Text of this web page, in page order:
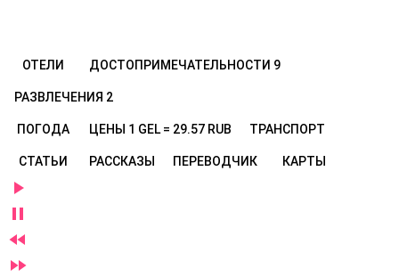
ОТЕЛИ ДОСТОПРИМЕЧАТЕЛЬНОСТИ 9
РАЗВЛЕЧЕНИЯ 2
ПОГОДА ЦЕНЫ 1 GEL = 29.57 RUB ТРАНСПОРТ
СТАТЬИ РАССКАЗЫ ПЕРЕВОДЧИК КАРТЫ



